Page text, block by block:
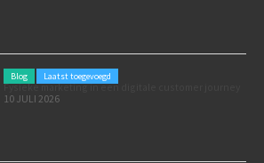
Blog Laatst toegevoegd
Fysieke marketing in een digitale customer journey
10 JULI 2026